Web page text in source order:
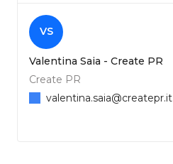
VS
Valentina Saia - Create PR
Create PR
valentina.saia@createpr.it